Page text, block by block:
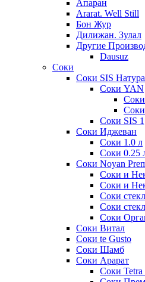
Апаран
Ararat. Well Still
Бон Жур
Дилижан. Зулал
Другие
Dausuz
Соки
Соки SIS
Соки YAN
Соки SIS
Соки Иджеван
Соки 1.0 л
Соки 0.25
Соки Noyan
Соки и
Соки и
Соки
Соки
Соки
Соки Витал
Соки te Gusto
Соки Шамб
Соки Арарат
Соки Tetra